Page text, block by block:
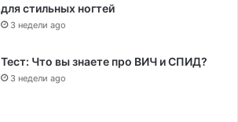
для стильных ногтей
3 недели ago
Тест: Что вы знаете про ВИЧ и СПИД?
3 недели ago